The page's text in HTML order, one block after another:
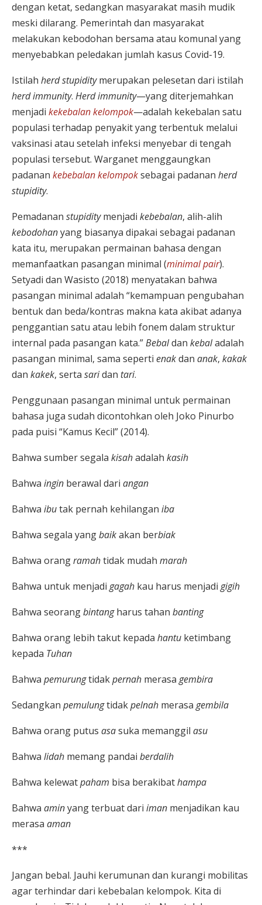
dengan ketat, sedangkan masyarakat masih mudik
meski dilarang. Pemerintah dan masyarakat
melakukan kebodohan bersama atau komunal yang
menyebabkan peledakan jumlah kasus Covid-19.
Istilah herd stupiditymerupakan pelesetan dari istilah
herd immunity. Herd immunity—yang diterjemahkan
menjadi kekebalan kelompok—adalah kekebalan satu
populasi terhadap penyakit yang terbentuk melalui
vaksinasi atau setelah infeksi menyebar di tengah
populasi tersebut. Warganet menggaungkan
padanan kebebalan kelompoksebagai padanan herd
stupidity.
Pemadanan stupiditymenjadi kebebalan, alih-alih
kebodohanyang biasanya dipakai sebagai padanan
kata itu, merupakan permainan bahasa dengan
memanfaatkan pasangan minimal (minimal pair).
Setyadi dan Wasisto (2018) menyatakan bahwa
pasangan minimal adalah “kemampuan pengubahan
bentuk dan beda/kontras makna kata akibat adanya
penggantian satu atau lebih fonem dalam struktur
internal pada pasangan kata.”Bebaldan kebaladalah
pasangan minimal, sama seperti enakdan anak, kakak
dan kakek, serta saridan tari.
Penggunaan pasangan minimal untuk permainan
bahasa juga sudah dicontohkan oleh Joko Pinurbo
pada puisi “Kamus Kecil” (2014).
Bahwa sumber segala kisahadalah kasih
Bahwa ingin berawal dari angan
Bahwa ibutak pernah kehilangan iba
Bahwa segala yangbaikakan berbiak
Bahwa orangramahtidak mudah marah
Bahwa untuk menjadi gagah kau harus menjadi gigih
Bahwa seorangbintangharus tahan banting
Bahwa orang lebih takut kepada hantu ketimbang
kepada Tuhan
Bahwa pemurungtidakpernah merasa gembira
Sedangkan pemulungtidakpelnah merasa gembila
Bahwa orang putus asasuka memanggil asu
Bahwa lidah memang pandai berdalih
Bahwa kelewatpaham bisa berakibathampa
Bahwa aminyang terbuat dari iman menjadikan kau
merasa aman
***
Jangan bebal. Jauhi kerumunan dan kurangi mobilitas
agar terhindar dari kebebalan kelompok. Kita di